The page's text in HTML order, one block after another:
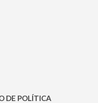
DE POLÍTICA